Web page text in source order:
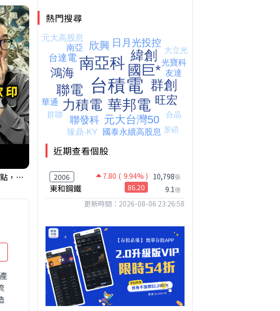
台股狂飆1200點，但還有兩關沒過｜Mr.Jimmy高志銘 #台股 #期貨 #加權指數 【我被黑了?】是真的聽不懂嗎...還是... #股票分析 #因果分析 撐台股的不是投信，是買ETF的你自己｜Mr.Jimmy高志銘 #ETF #投信買超 #台股
熱門搜尋
近期查看個股
2006 7.80 ( 9.94% )
東和鋼鐵 86.20
10,798張
9.1億
更新時間：2026-08-06 23:26:58